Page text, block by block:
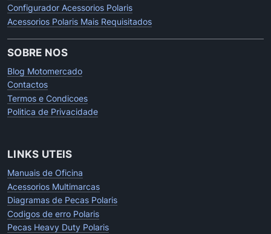
Configurador Acessorios Polaris
Acessorios Polaris Mais Requisitados
SOBRE NOS
Blog Motomercado
Contactos
Termos e Condicoes
Politica de Privacidade
LINKS UTEIS
Manuais de Oficina
Acessorios Multimarcas
Diagramas de Pecas Polaris
Codigos de erro Polaris
Pecas Heavy Duty Polaris